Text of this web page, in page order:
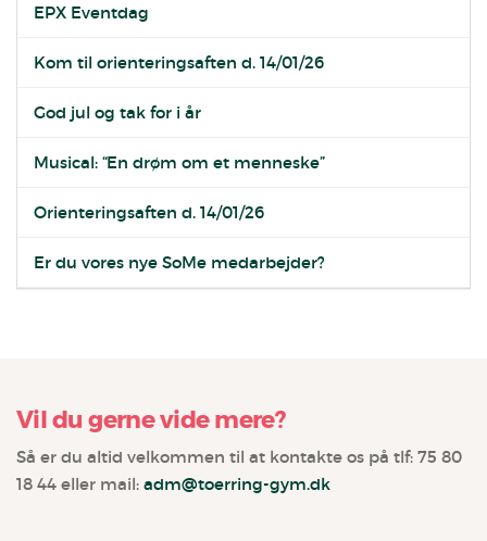
EPX Eventdag
Kom til orienteringsaften d. 14/01/26
God jul og tak for i år
Musical: “En drøm om et menneske”
Orienteringsaften d. 14/01/26
Er du vores nye SoMe medarbejder?
Vil du gerne vide mere?
Så er du altid velkommen til at kontakte os på tlf: 75 80
18 44 eller mail: adm@toerring-gym.dk